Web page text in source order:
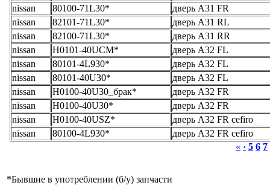
nissan
80100-71L30*
дверь A31 FR
nissan
82101-71L30*
дверь A31 RL
nissan
82100-71L30*
дверь A31 RR
nissan
H0101-40UCM*
дверь A32 FL
nissan
80101-4L930*
дверь A32 FL
nissan
80101-40U30*
дверь A32 FL
nissan
H0100-40U30_брак*
дверь A32 FR
nissan
H0100-40U30*
дверь A32 FR
nissan
H0100-40USZ*
дверь A32 FR cefiro
nissan
80100-4L930*
дверь A32 FR cefiro
« ‹ 5 6 7
*Бывшие в употреблении (б/y) запчасти